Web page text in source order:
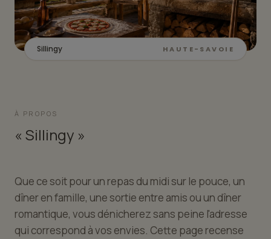
Sillingy HAUTE-SAVOIE
À PROPOS
« Sillingy »
Que ce soit pour un repas du midi sur le pouce, un
dîner en famille, une sortie entre amis ou un dîner
romantique, vous dénicherez sans peine l'adresse
qui correspond à vos envies. Cette page recense